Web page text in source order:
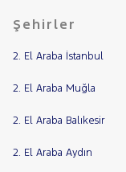
HONDA
HYUNDAI
ISUZU
JEEP
Şehir
Yakıt
Türü
Şehirler
2. El Araba İstanbul
2. El Araba Muğla
2. El Araba Balıkesir
2. El Araba Aydın